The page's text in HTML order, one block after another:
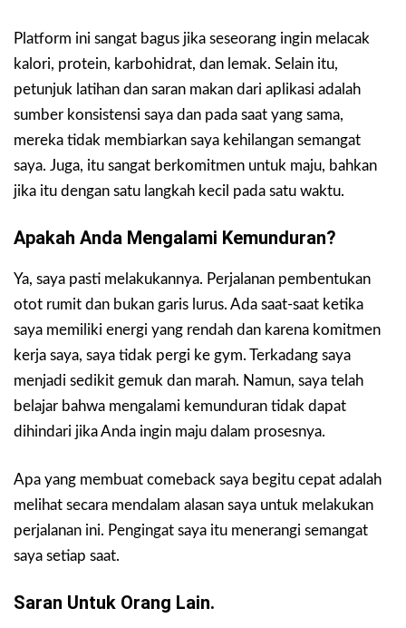
Platform ini sangat bagus jika seseorang ingin melacak
kalori, protein, karbohidrat, dan lemak. Selain itu,
petunjuk latihan dan saran makan dari aplikasi adalah
sumber konsistensi saya dan pada saat yang sama,
mereka tidak membiarkan saya kehilangan semangat
saya. Juga, itu sangat berkomitmen untuk maju, bahkan
jika itu dengan satu langkah kecil pada satu waktu.
Apakah Anda Mengalami Kemunduran?
Ya, saya pasti melakukannya. Perjalanan pembentukan
otot rumit dan bukan garis lurus. Ada saat-saat ketika
saya memiliki energi yang rendah dan karena komitmen
kerja saya, saya tidak pergi ke gym. Terkadang saya
menjadi sedikit gemuk dan marah. Namun, saya telah
belajar bahwa mengalami kemunduran tidak dapat
dihindari jika Anda ingin maju dalam prosesnya.
Apa yang membuat comeback saya begitu cepat adalah
melihat secara mendalam alasan saya untuk melakukan
perjalanan ini. Pengingat saya itu menerangi semangat
saya setiap saat.
Saran Untuk Orang Lain.